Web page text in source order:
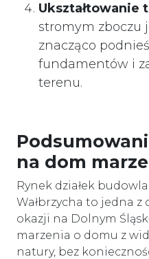
Ukształtowanie
stromym zboczu
znacząco
fundamentów i
terenu.
na dom
Rynek działek
Wałbrzycha to jedna
okazji na Dolnym
marzenia o domu z
natury, bez